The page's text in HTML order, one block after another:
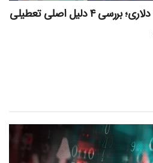
پایان تلخ پروژه‌های میلیون دلاری؛ بررسی ۴ دلیل اصلی تعطیلی